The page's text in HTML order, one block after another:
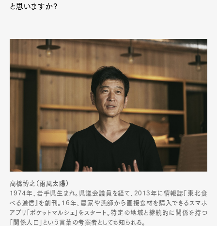
と思いますか?
高橋博之（雨風太陽）
1974年、岩手県生まれ。県議会議員を経て、2013年に情報誌『東北食
べる通信』を創刊。16年、農家や漁師から直接食材を購入できるスマホ
アプリ「ポケットマルシェ」をスタート。特定の地域と継続的に関係を持つ
「関係人口」という言葉の考案者としても知られる。